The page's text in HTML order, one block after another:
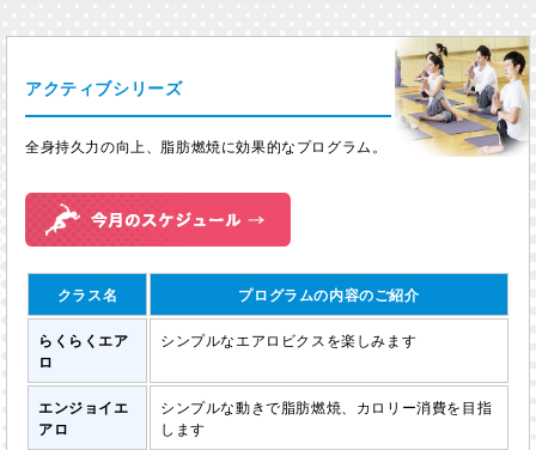
アクティブシリーズ
全身持久力の向上、脂肪燃焼に効果的なプログラム。
クラス名 プログラムの内容のご紹介
らくらくエア
ロ
シンプルなエアロビクスを楽しみます
エンジョイエ
アロ
シンプルな動きで脂肪燃焼、カロリー消費を目指
します